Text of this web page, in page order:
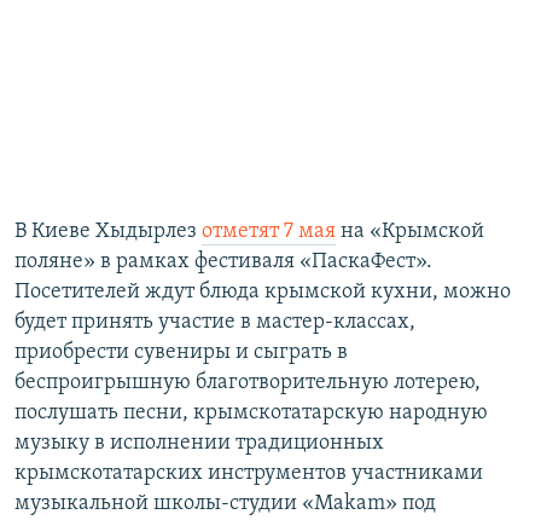
В Киеве Хыдырлез отметят 7 мая на «Крымской
поляне» в рамках фестиваля «ПаскаФест».
Посетителей ждут блюда крымской кухни, можно
будет принять участие в мастер-классах,
приобрести сувениры и сыграть в
беспроигрышную благотворительную лотерею,
послушать песни, крымскотатарскую народную
музыку в исполнении традиционных
крымскотатарских инструментов участниками
музыкальной школы-студии «Makam» под